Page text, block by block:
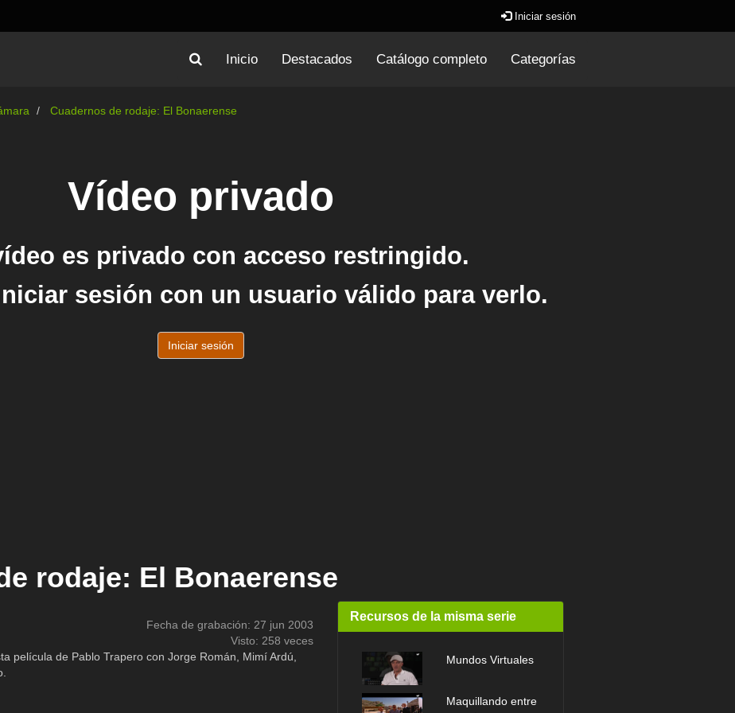
Iniciar sesión
Inicio Destacados Catálogo completo Categorías
Cuadernos de rodaje: El Bonaerense
rodaje: El Bonaerense
Fecha de grabación: 27 jun 2003
Visto: 258 veces
película de Pablo Trapero con Jorge Román, Mimí Ardú,
Recursos de la misma serie
Mundos Virtuales
Maquillando entre